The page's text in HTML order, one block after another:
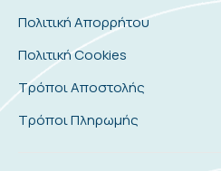
Πολιτική Απορρήτου
Πολιτική Cookies
Τρόποι Αποστολής
Τρόποι Πληρωμής